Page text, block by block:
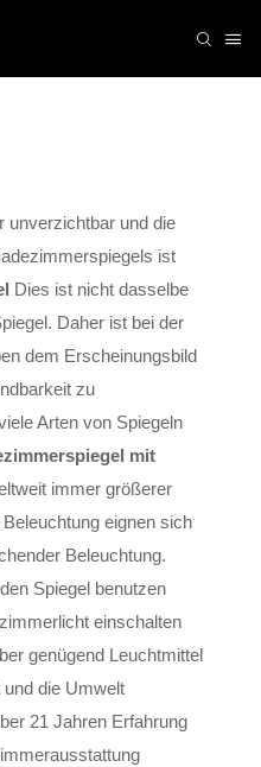
unverzichtbar und die
ist
Dies ist nicht dasselbe
Daher ist bei der
dem Erscheinungsbild
zu
Arten von Spiegeln
mit
immer größerer
eignen sich
Beleuchtung.
Spiegel benutzen
einschalten
genügend Leuchtmittel
die Umwelt
21 Jahren Erfahrung